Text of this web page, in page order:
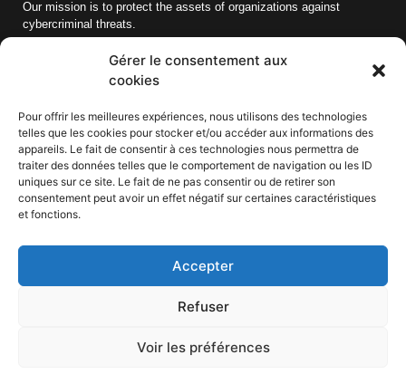
Gérer le consentement aux
cookies
Pour offrir les meilleures expériences, nous utilisons des technologies
telles que les cookies pour stocker et/ou accéder aux informations des
appareils. Le fait de consentir à ces technologies nous permettra de
traiter des données telles que le comportement de navigation ou les ID
uniques sur ce site. Le fait de ne pas consentir ou de retirer son
consentement peut avoir un effet négatif sur certaines caractéristiques
et fonctions.
Accepter
Refuser
Voir les préférences
Our mission is to protect the assets of organizations against
cybercriminal threats.
Quick links
About us
Career
Resources
Contact us